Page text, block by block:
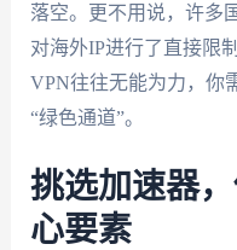
落空。更不用说，许多
对海外IP进行了直接限
VPN往往无能为力，你
“绿色通道”。
挑选加速器
心要素